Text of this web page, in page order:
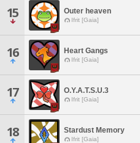
15 Outer heaven
Ifrit [Gaia]
16 Heart Gangs
Ifrit [Gaia]
17 O.Y.A.T.S.U.3
Ifrit [Gaia]
18 Stardust Memory
Ifrit [Gaia]